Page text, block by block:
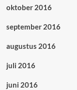
oktober 2016
september 2016
augustus 2016
juli 2016
juni 2016